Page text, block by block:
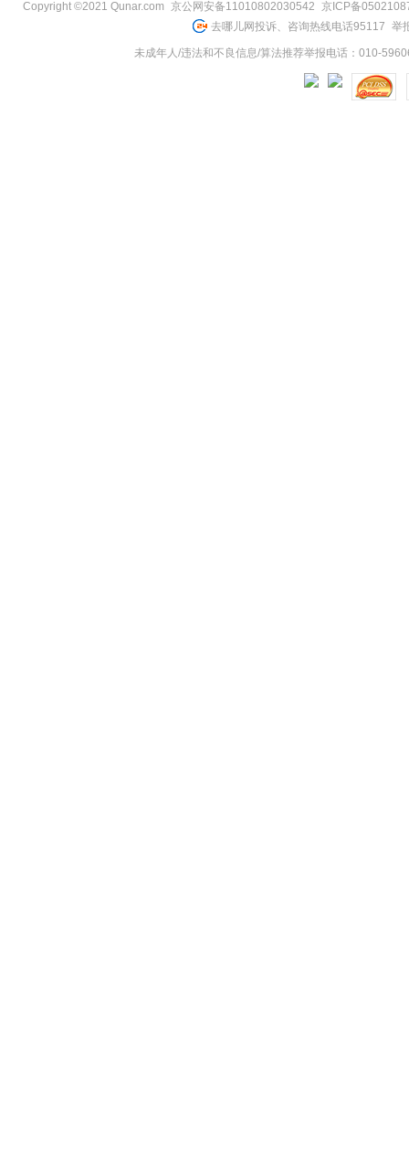
Copyright ©2021 Qunar.com 京公网安备11010802030542
京ICP备
去哪儿网投诉、咨询热线电话95117 举
未成年人/违法和不良信息/算法推荐举报电话：010-